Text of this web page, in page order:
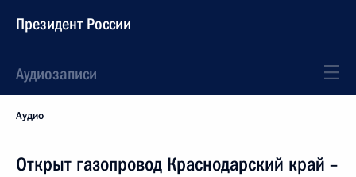
Президент России
Аудиозаписи
Аудио
Открыт газопровод Краснодарский край –